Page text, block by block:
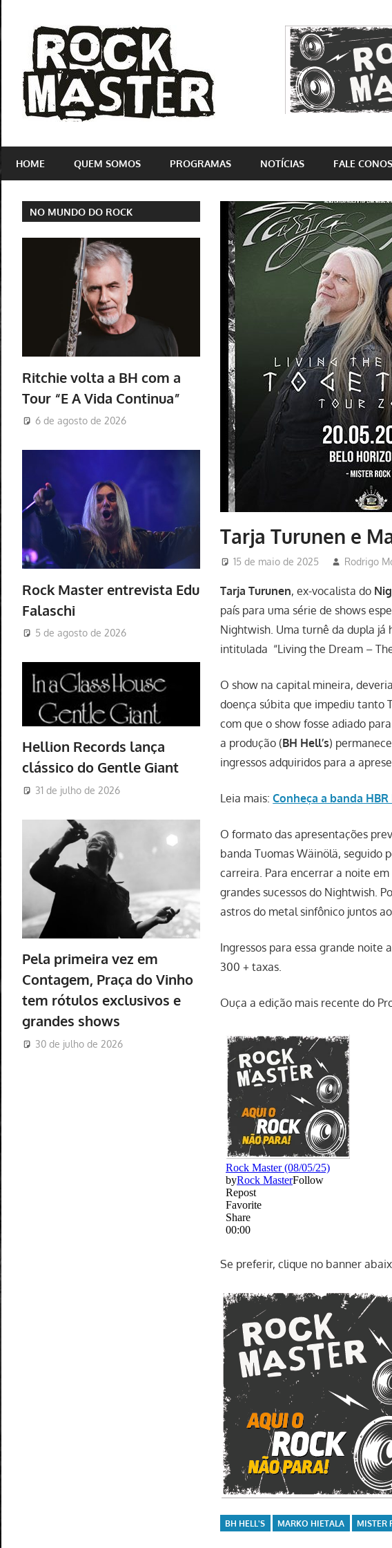
to
content
Master
ao
suas
vertentes
HOME QUEM SOMOS PROGRAMAS NOTÍCIAS FALE
Tarja Turunen e
15 de maio de 2025 Rodrigo
Tarja Turunen, ex-vocalista do
país para uma série de shows
Nightwish. Uma turnê da dupla já
intitulada “Living the Dream –
O show na capital mineira,
doença súbita que impediu tanto
com que o show fosse adiado
a produção (BH Hell’s)
ingressos adquiridos para a
Leia mais:Conheça a banda
O formato das apresentações
banda Tuomas Wäinölä, seguido
carreira. Para encerrar a noite
grandes sucessos do Nightwish.
astros do metal sinfônico juntos
Ingressos para essa grande noite
300 + taxas.
Ouça a edição mais recente do
Se preferir, clique no banner
BH HELL'S MARKO HIETALA MISTER
NO MUNDO DO ROCK
Ritchie volta a BH com a
Tour “E A Vida Continua”
6 de agosto de 2026
Rock Master entrevista Edu
Falaschi
5 de agosto de 2026
Hellion Records lança
clássico do Gentle Giant
31 de julho de 2026
Pela primeira vez em
Contagem, Praça do Vinho
tem rótulos exclusivos e
grandes shows
30 de julho de 2026